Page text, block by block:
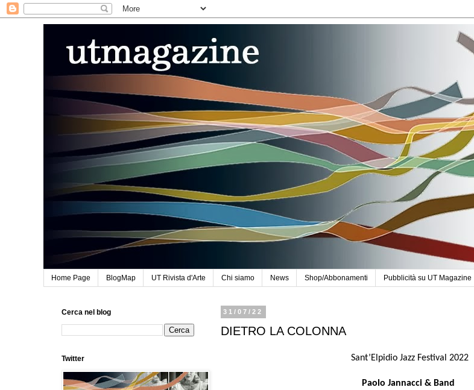
Home Page BlogMap UT Rivista d'Arte Chi siamo News Shop/Abbonamenti Pubblicità su UT Magazine
31/07/22
DIETRO LA COLONNA
Sant’Elpidio Jazz Festival 2022
Paolo Jannacci & Band
Cerca nel blog
Twitter